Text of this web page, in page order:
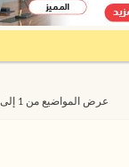
عرض المواضيع من 1 إلى 20 من 2286